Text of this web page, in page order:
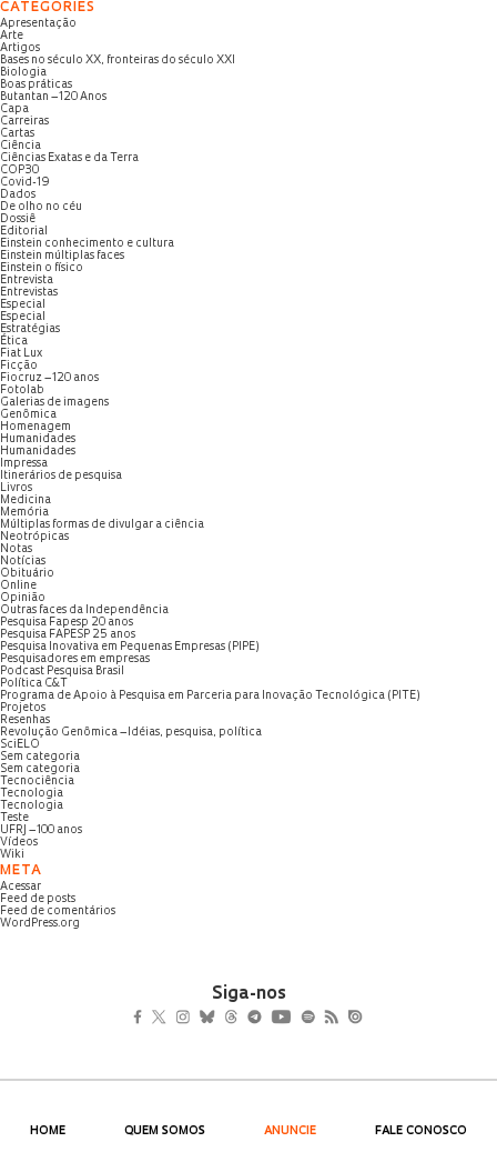
CATEGORIES
Apresentação
Arte
Artigos
Bases no século XX, fronteiras do século XXI
Biologia
Boas práticas
Butantan – 120 Anos
Capa
Carreiras
Cartas
Ciência
Ciências Exatas e da Terra
COP30
Covid-19
Dados
De olho no céu
Dossiê
Editorial
Einstein conhecimento e cultura
Einstein múltiplas faces
Einstein o físico
Entrevista
Entrevistas
Especial
Especial
Estratégias
Ética
Fiat Lux
Ficção
Fiocruz – 120 anos
Fotolab
Galerias de imagens
Genômica
Homenagem
Humanidades
Humanidades
Impressa
Itinerários de pesquisa
Livros
Medicina
Memória
Múltiplas formas de divulgar a ciência
Neotrópicas
Notas
Notícias
Obituário
Online
Opinião
Outras faces da Independência
Pesquisa Fapesp 20 anos
Pesquisa FAPESP 25 anos
Pesquisa Inovativa em Pequenas Empresas (PIPE)
Pesquisadores em empresas
Podcast Pesquisa Brasil
Política C&T
Programa de Apoio à Pesquisa em Parceria para Inovação Tecnológica (PITE)
Projetos
Resenhas
Revolução Genômica – Idéias, pesquisa, política
SciELO
Sem categoria
Sem categoria
Tecnociência
Tecnologia
Tecnologia
Teste
UFRJ – 100 anos
Vídeos
Wiki
META
Acessar
Feed de posts
Feed de comentários
WordPress.org
Siga-nos
HOME QUEM SOMOS ANUNCIE FALE CONOSCO